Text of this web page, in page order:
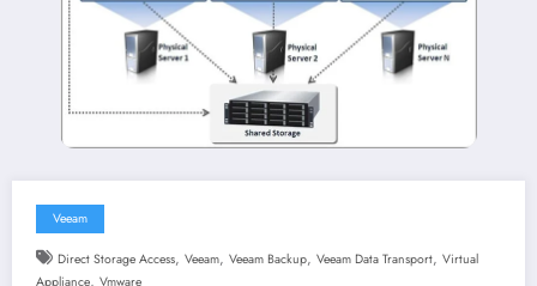
Veeam
Direct Storage Access, Veeam, Veeam Backup, Veeam Data Transport, Virtual
Appliance, Vmware